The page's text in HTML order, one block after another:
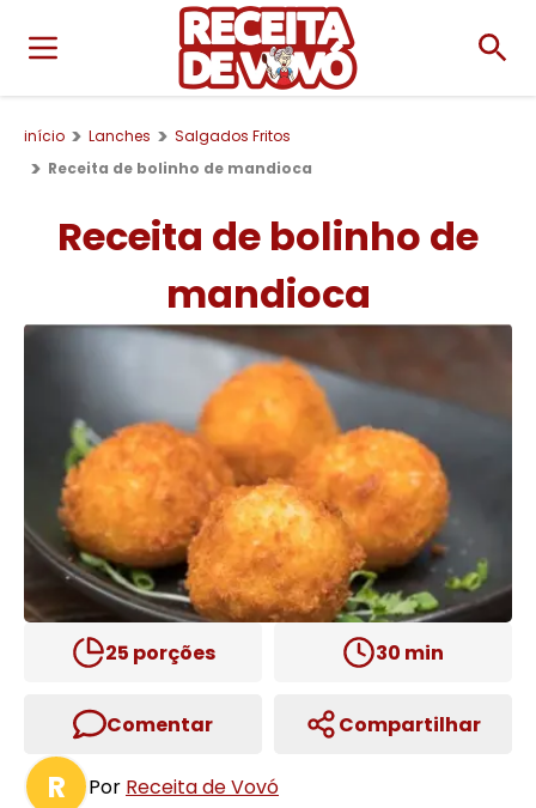
início Lanches
Salgados Fritos
Receita de bolinho de mandioca
Receita de bolinho de
mandioca
25 porções 30 min
Comentar Compartilhar
R Por Receita de Vovó